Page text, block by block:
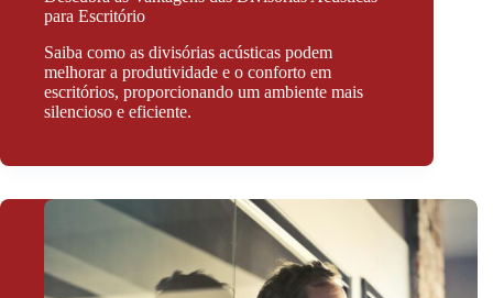
para Escritório
Saiba como as divisórias acústicas podem
melhorar a produtividade e o conforto em
escritórios, proporcionando um ambiente mais
silencioso e eficiente.